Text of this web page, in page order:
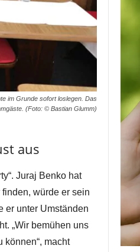
im Grunde sofort loslegen. Das
(Foto: © Bastian Glumm)
aus
Juraj Benko hat
würde er sein
er unter Umständen
„Wir bemühen uns
können“, macht